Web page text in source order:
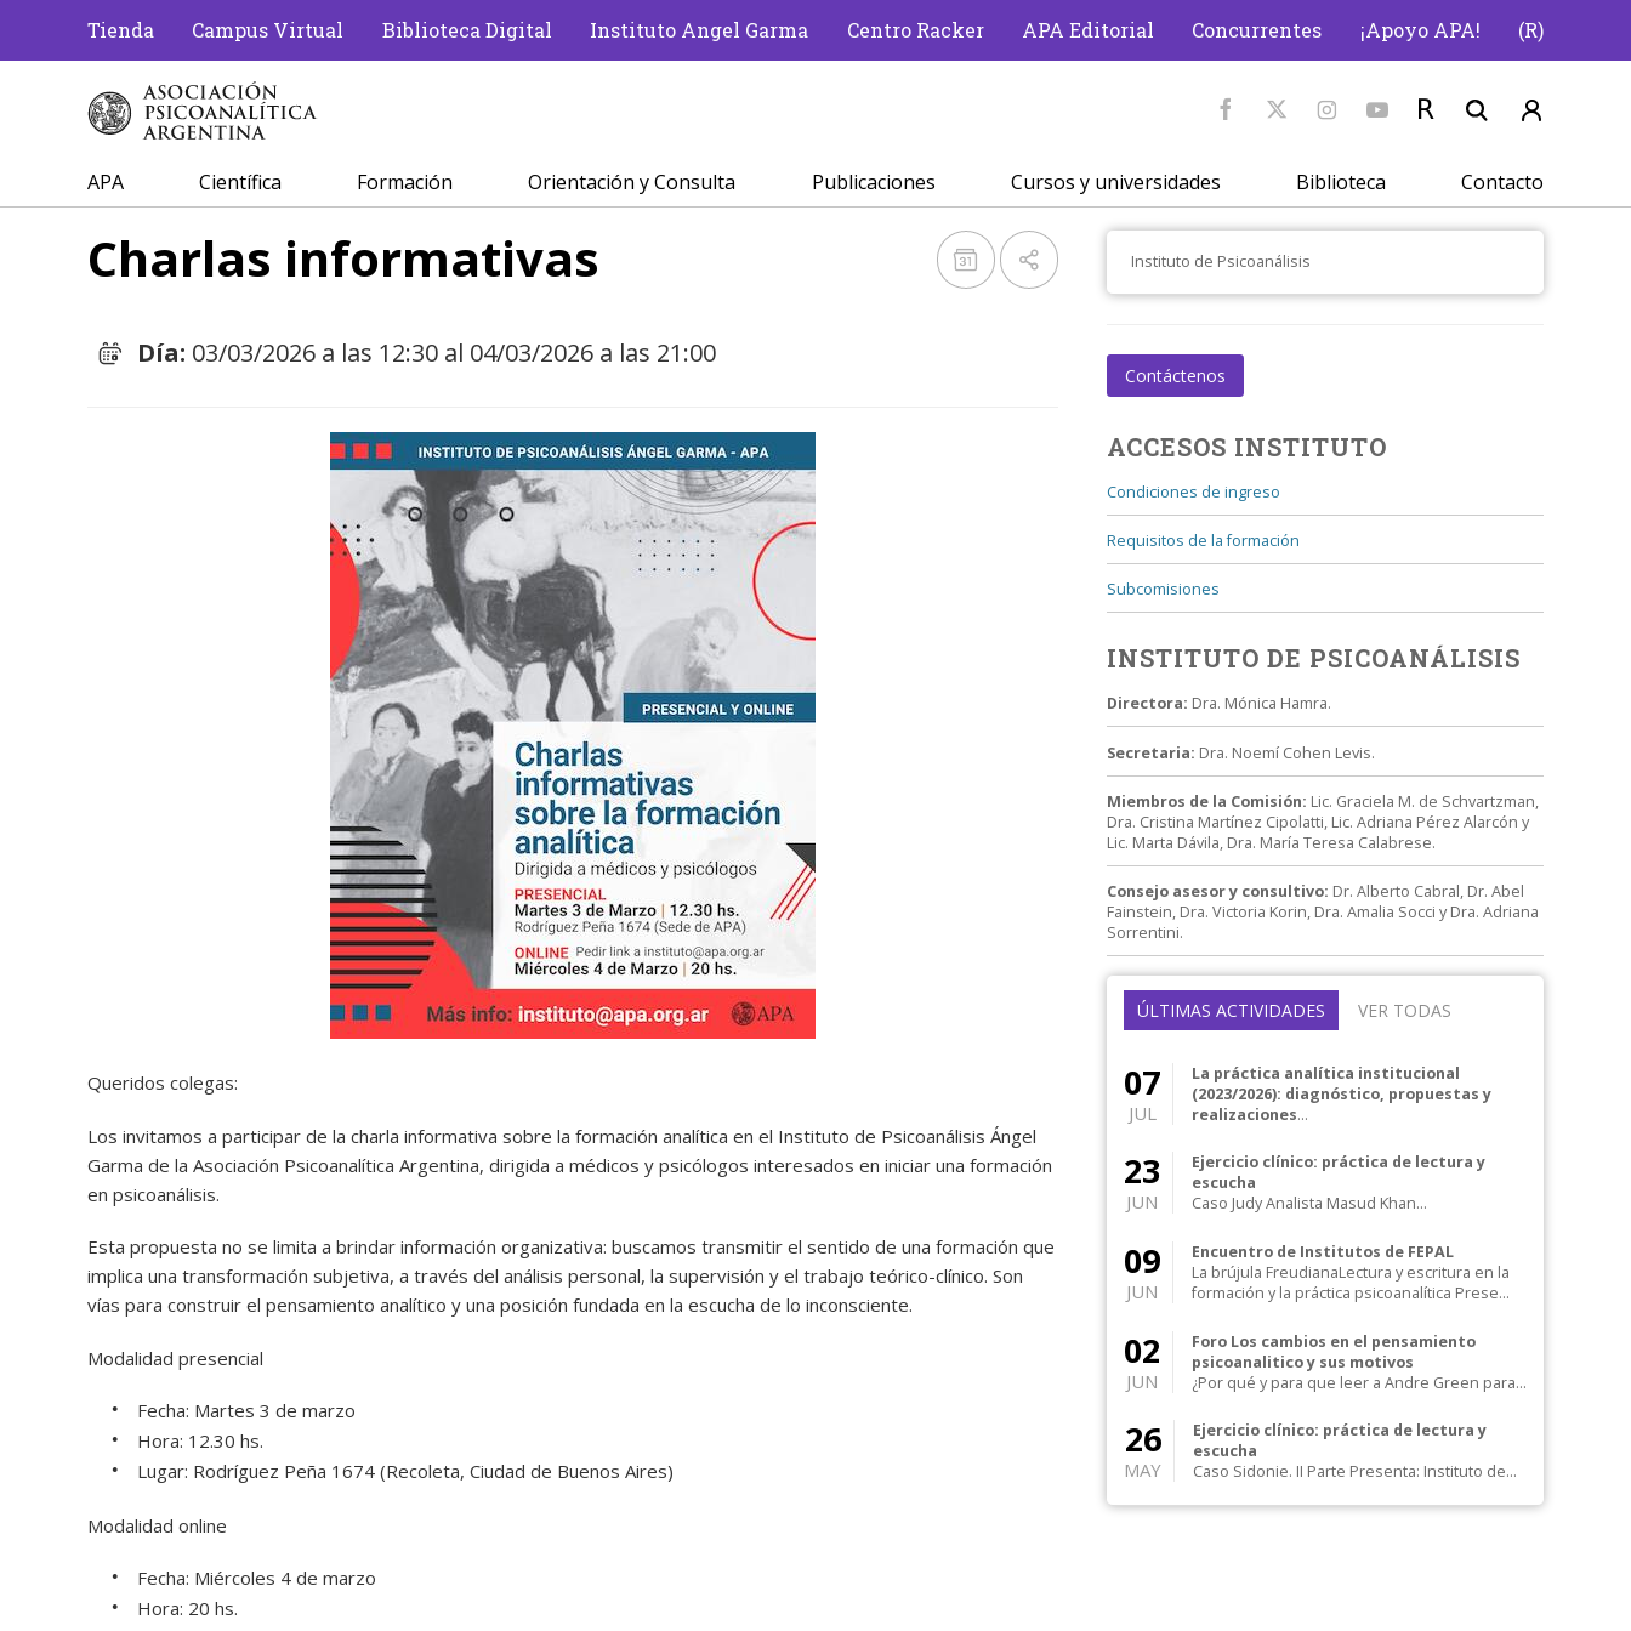
Tienda Campus Virtual Biblioteca Digital Instituto Angel Garma Centro Racker APA Editorial Concurrentes ¡Apoyo APA! (R)
APA Científica Formación Orientación y Consulta Publicaciones Cursos y universidades Biblioteca Contacto
Charlas informativas
Día: 03/03/2026 a las 12:30 al 04/03/2026 a las 21:00
Queridos colegas:
Los invitamos a participar de la charla informativa sobre la formación analítica en el Instituto de Psicoanálisis Ángel
Garma de la Asociación Psicoanalítica Argentina, dirigida a médicos y psicólogos interesados en iniciar una formación
en psicoanálisis.
Esta propuesta no se limita a brindar información organizativa: buscamos transmitir el sentido de una formación que
implica una transformación subjetiva, a través del análisis personal, la supervisión y el trabajo teórico-clínico. Son
vías para construir el pensamiento analítico y una posición fundada en la escucha de lo inconsciente.
Modalidad presencial
Fecha: Martes 3 de marzo
Hora: 12.30 hs.
Lugar: Rodríguez Peña 1674 (Recoleta, Ciudad de Buenos Aires)
Modalidad online
Fecha: Miércoles 4 de marzo
Hora: 20 hs.
Instituto de Psicoanálisis
Contáctenos
ACCESOS INSTITUTO
Condiciones de ingreso
Requisitos de la formación
Subcomisiones
INSTITUTO DE PSICOANÁLISIS
Directora: Dra. Mónica Hamra.
Secretaria: Dra. Noemí Cohen Levis.
Miembros de la Comisión: Lic. Graciela M. de Schvartzman,
Dra. Cristina Martínez Cipolatti, Lic. Adriana Pérez Alarcón y
Lic. Marta Dávila, Dra. María Teresa Calabrese.
Consejo asesor y consultivo: Dr. Alberto Cabral, Dr. Abel
Fainstein, Dra. Victoria Korin, Dra. Amalia Socci y Dra. Adriana
Sorrentini.
ÚLTIMAS ACTIVIDADES VER TODAS
07
JUL
La práctica analítica institucional
(2023/2026): diagnóstico, propuestas y
realizaciones
Hamra Coordinan: Dra. Noemí Cohen Levis y
Dra. María P...
23
JUN
Ejercicio clínico: práctica de lectura y
escucha
Caso Judy Analista Masud Khan
Comunidad...
09
JUN
Encuentro de Institutos de FEPAL
La brújula FreudianaLectura y escritura en la
formación y la práctica psicoanalítica Prese...
02
JUN
Foro Los cambios en el pensamiento
psicoanalitico y sus motivos
¿Por qué y para que leer a Andre Green para
Inv...
26
MAY
Ejercicio clínico: práctica de lectura y
escucha
Caso Sidonie. II Parte Presenta: Instituto de